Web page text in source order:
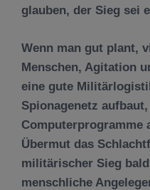
glauben, der Sieg sei
Wenn man gut plant,
Menschen, Agitation
eine gute
Spionagenetz
Computerprogramme
Übermut das
militärischer Sieg
menschliche